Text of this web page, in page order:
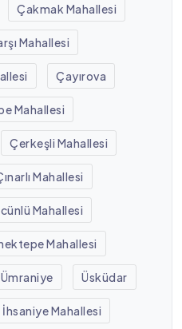
Çakmak Mahallesi
Mahallesi
Çayırova
Mahallesi
Çerkeşli Mahallesi
Mahallesi
Mahallesi
Mahallesi
Ümraniye Üsküdar
İhsaniye Mahallesi